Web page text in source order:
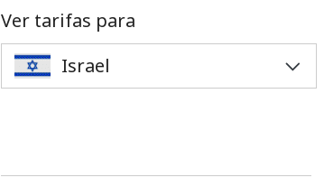
Ver tarifas para